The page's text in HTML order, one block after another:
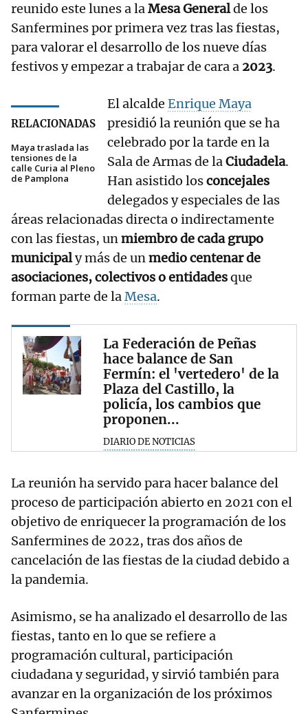
reunido este lunes a laMesa Generalde los
Sanfermines por primera vez tras las fiestas,
para valorar el desarrollo de los nueve días
festivos y empezar a trabajar de cara a 2023.
RELACIONADAS
Maya traslada las
tensiones de la
calle Curia al Pleno
de Pamplona
El alcalde Enrique Maya
presidió la reunión que se ha
celebrado por la tarde en la
Sala de Armas de laCiudadela.
Han asistido losconcejales
delegados y especiales de las
áreas relacionadas directa o indirectamente
con las fiestas, unmiembro de cada grupo
municipaly más de unmedio centenar de
asociaciones, colectivos o entidadesque
forman parte de laMesa.
La Federación de Peñas
hace balance de San
Fermín: el 'vertedero' de la
Plaza del Castillo, la
policía, los cambios que
proponen...
DIARIO DE NOTICIAS
La reunión ha servido para hacer balance del
proceso de participación abierto en 2021 con el
objetivo de enriquecer la programación de los
Sanfermines de 2022, tras dos años de
cancelación de las fiestas de la ciudad debido a
la pandemia.
Asimismo, se ha analizado el desarrollo de las
fiestas, tanto en lo que se refiere a
programación cultural, participación
ciudadana y seguridad, y sirvió también para
avanzar en la organización de los próximos